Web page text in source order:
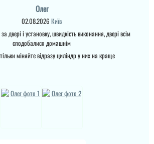
і
...
зробили, що в середині
відкосів. Фото нище
Олег
02.08.2026 Київ
двері і установку, швидкість виконання, двері всім
сподобалися домашнім
міняйте відразу циліндр у них на краще